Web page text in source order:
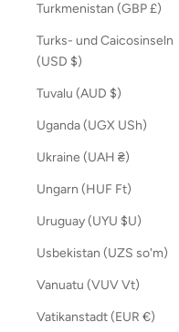
Turkmenistan (GBP £)
Turks- und Caicosinseln
(USD $)
Tuvalu (AUD $)
Uganda (UGX USh)
Ukraine (UAH ₴)
Ungarn (HUF Ft)
Uruguay (UYU $U)
Usbekistan (UZS so'm)
Vanuatu (VUV Vt)
Vatikanstadt (EUR €)